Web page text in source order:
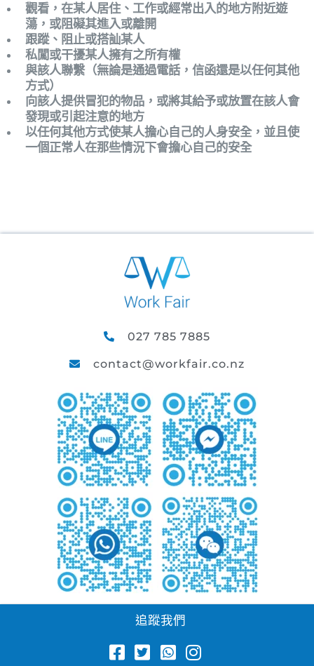
觀看，在某人居住、工作或經常出入的地方附近遊
蕩，或阻礙其進入或離開
跟蹤、阻止或搭訕某人
私闖或干擾某人擁有之所有權
與該人聯繫（無論是通過電話，信函還是以任何其他
方式）
向該人提供冒犯的物品，或將其給予或放置在該人會
發現或引起注意的地方
以任何其他方式使某人擔心自己的人身安全，並且使
一個正常人在那些情況下會擔心自己的安全
027 785 7885
contact@workfair.co.nz
追蹤我們